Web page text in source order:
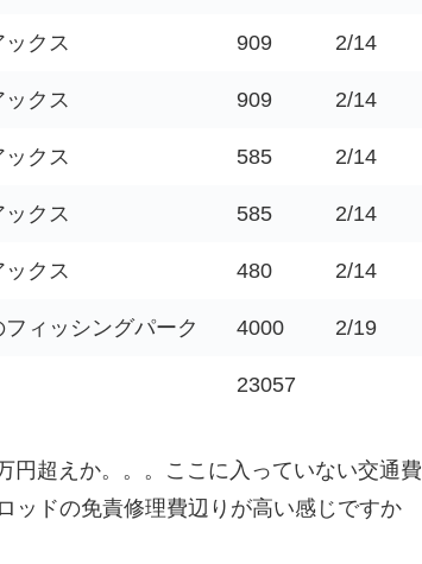
ックス 909 2/14
ックス 909 2/14
ックス 585 2/14
ックス 585 2/14
ックス 480 2/14
ィッシングパーク 4000 2/19
23057
円超えか。。。ここに入っていない交通費
ッドの免責修理費辺りが高い感じですか